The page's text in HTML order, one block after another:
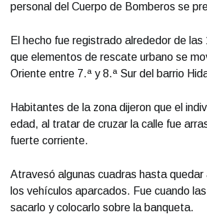
personal del Cuerpo de Bomberos se
El hecho fue registrado alrededor de
que elementos de rescate urbano se
Oriente entre 7.ª y 8.ª Sur del barrio
Habitantes de la zona dijeron que el
edad, al tratar de cruzar la calle fue
fuerte corriente.
Atravesó algunas cuadras hasta
los vehículos aparcados. Fue cuando
sacarlo y colocarlo sobre la banqueta.